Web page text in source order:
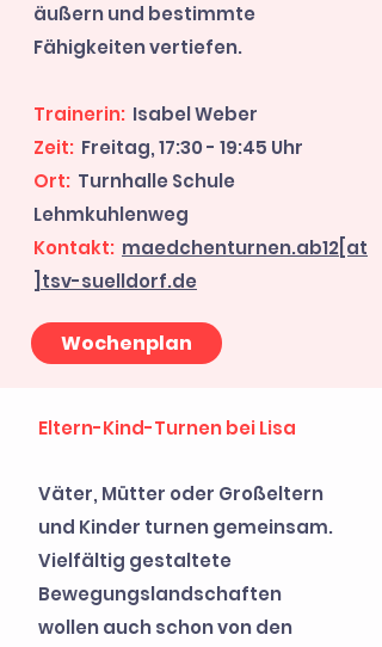
äußern und bestimmte
Fähigkeiten vertiefen.
Trainerin: Isabel Weber
Zeit: Freitag, 17:30 - 19:45 Uhr
Ort: Turnhalle Schule
Lehmkuhlenweg
Kontakt: maedchenturnen.ab12[at
]tsv-suelldorf.de
Wochenplan
Eltern-Kind-Turnen bei Lisa
Väter, Mütter oder Großeltern
und Kinder turnen gemeinsam.
Vielfältig gestaltete
Bewegungslandschaften
wollen auch schon von den